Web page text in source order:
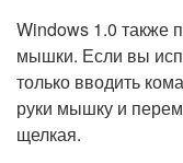
Windows 1.0 также
мышки. Если вы
только вводить
руки мышку и
щелкая.